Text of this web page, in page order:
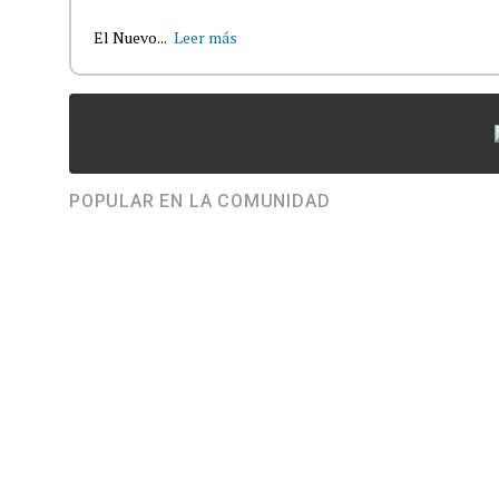
El Nuevo... Leer más
POPULAR EN LA COMUNIDAD